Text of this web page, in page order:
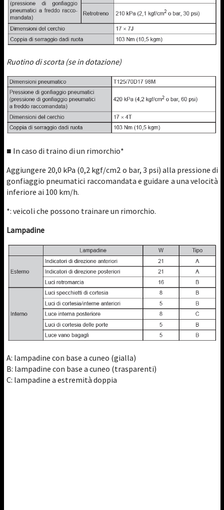
Ruotino di scorta (se in dotazione)
■ In caso di traino di un rimorchio*
Aggiungere 20,0 kPa (0,2 kgf/cm2 o bar, 3 psi) alla pressione di
gonfiaggio pneumatici raccomandata e guidare a una velocità
inferiore ai 100 km/h.
*: veicoli che possono trainare un rimorchio.
Lampadine
A: lampadine con base a cuneo (gialla)
B: lampadine con base a cuneo (trasparenti)
C: lampadine a estremità doppia